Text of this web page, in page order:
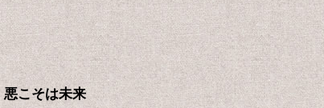
悪こそは未来